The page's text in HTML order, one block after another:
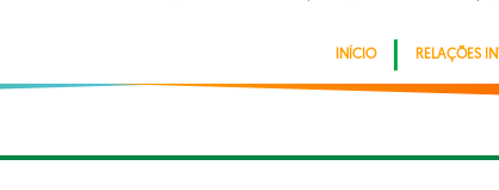
INÍCIO RELAÇÕES